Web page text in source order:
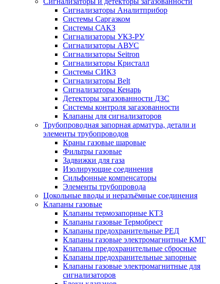
Сигнализаторы Аналитприбор
Системы Саргазком
Системы САКЗ
Сигнализаторы УКЗ-РУ
Сигнализаторы АВУС
Сигнализаторы Seitron
Сигнализаторы Кристалл
Системы СИКЗ
Сигнализаторы Belt
Сигнализаторы Кенарь
Детекторы загазованности ДЗС
Системы контроля загазованности
Клапаны для сигнализаторов
Трубопроводная запорная арматура, детали и
элементы трубопроводов
Краны газовые шаровые
Фильтры газовые
Задвижки для газа
Изолирующие соединения
Сильфонные компенсаторы
Элементы трубопровода
Цокольные вводы и неразъёмные соединения
Клапаны газовые
Клапаны термозапорные КТЗ
Клапаны газовые Термобрест
Клапаны предохранительные РЕД
Клапаны газовые электромагнитные КМГ
Клапаны предохранительные сбросные
Клапаны предохранительные запорные
Клапаны газовые электромагнитные для
сигнализаторов